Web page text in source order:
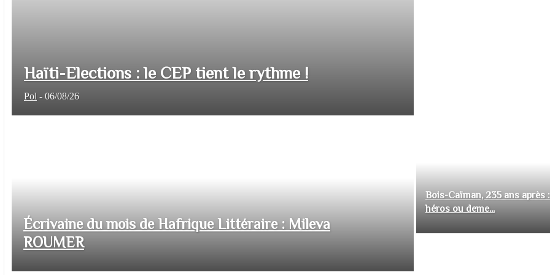
Haïti-Elections : le CEP tient le rythme !
Pol - 06/08/26
Écrivaine du mois de Hafrique Littéraire : Mileva
ROUMER
Bois-Caïman, 235 ans après
héros ou deme...